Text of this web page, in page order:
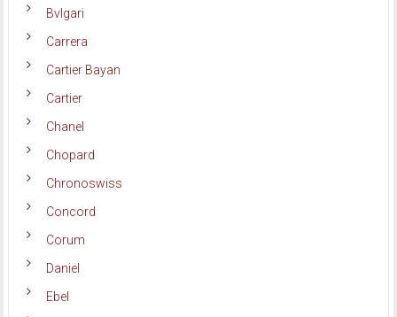
Bvlgari
Carrera
Cartier Bayan
Cartier
Chanel
Chopard
Chronoswiss
Concord
Corum
Daniel
Ebel